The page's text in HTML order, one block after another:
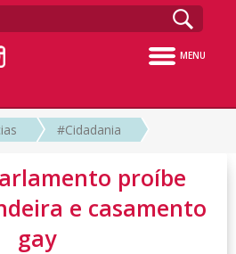
MENU
#Cidadania
proíbe
e casamento
gay